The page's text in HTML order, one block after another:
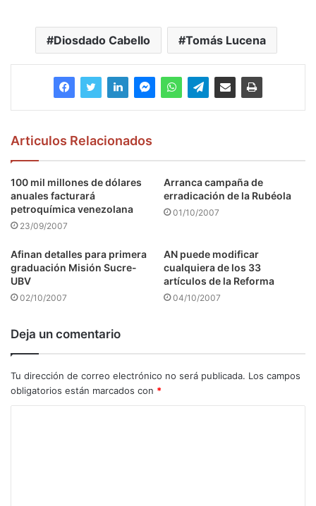
Diosdado Cabello Tomás Lucena
Articulos Relacionados
100 mil millones de dólares
anuales facturará
petroquímica venezolana
23/09/2007
Arranca campaña de
erradicación de la Rubéola
01/10/2007
Afinan detalles para primera
graduación Misión Sucre-
UBV
02/10/2007
AN puede modificar
cualquiera de los 33
artículos de la Reforma
04/10/2007
Deja un comentario
Tu dirección de correo electrónico no será publicada. Los campos
obligatorios están marcados con *